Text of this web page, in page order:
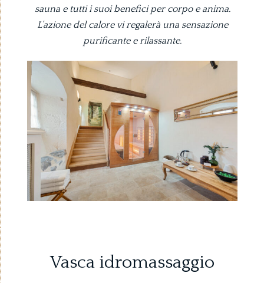
sauna e tutti i suoi benefici per corpo e anima.
L’azione del calore vi regalerà una sensazione
purificante e rilassante.
Vasca idromassaggio